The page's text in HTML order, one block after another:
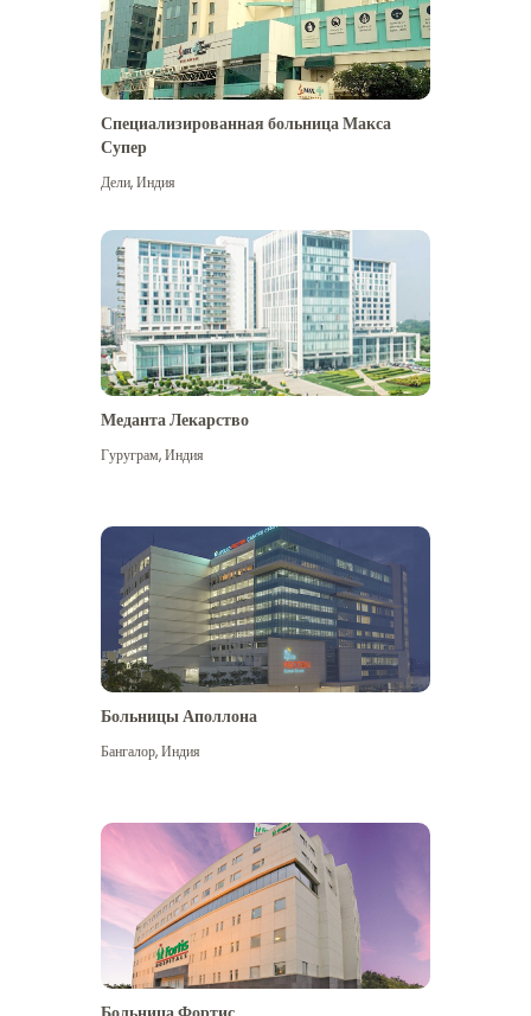
Посмотреть больше
Специализированная больница Макса
Супер
Дели,Индия
Меданта Лекарство
Гуруграм,Индия
Больницы Аполлона
Бангалор,Индия